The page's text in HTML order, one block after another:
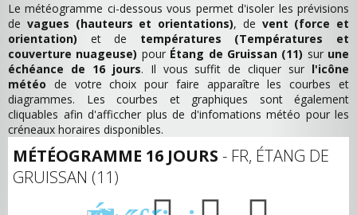
Le météogramme ci-dessous vous permet d'isoler les prévisions
de vagues (hauteurs et orientations), de vent (force et
orientation) et de températures (Températures et
couverture nuageuse) pour Étang de Gruissan (11) sur une
échéance de 16 jours. Il vous suffit de cliquer sur l'icône
météo de votre choix pour faire apparaître les courbes et
diagrammes. Les courbes et graphiques sont également
cliquables afin d'afficcher plus de d'infomations météo pour les
créneaux horaires disponibles.
MÉTÉOGRAMME 16 JOURS - FR, ÉTANG DE
GRUISSAN (11)